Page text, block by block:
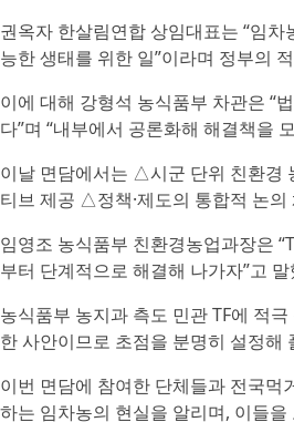
권옥자 한살림연합 상임대표는 “임
능한 생태를 위한 일”이라며 정부의
이에 대해 강형석 농식품부 차관은 “
다”며 “내부에서 공론화해 해결책을
이날 면담에서는 △시군 단위 친환경
티브 제공 △정책·제도의 통합적 논
임영조 농식품부 친환경농업과장은
부터 단계적으로 해결해 나가자”고 말
농식품부 농지과 측도 민관 TF에 적
한 사안이므로 초점을 분명히 설정해
이번 면담에 참여한 단체들과 전국먹
하는 임차농의 현실을 알리며, 이들